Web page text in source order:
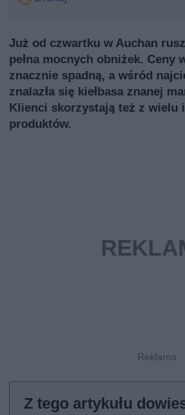
Już od czwartku w Auchan
pełna mocnych obniżek. Ceny
znacznie spadną, a wśród
znalazła się kiełbasa znanej
Klienci skorzystają też z wielu
produktów.